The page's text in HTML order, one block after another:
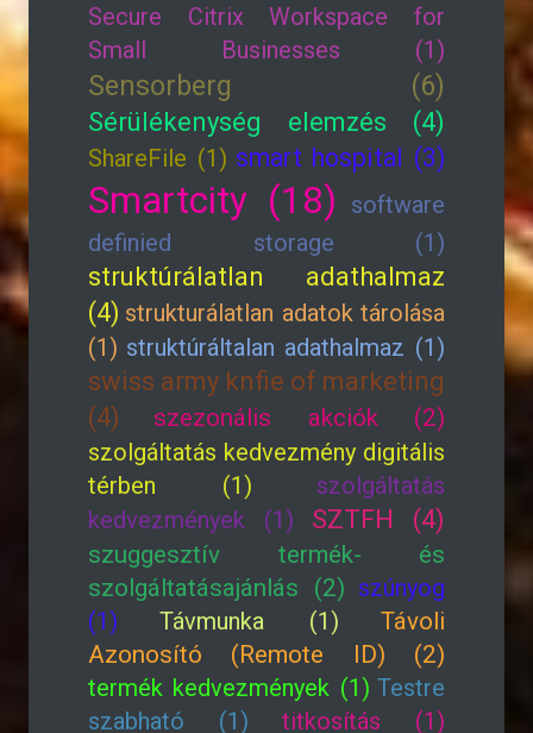
Secure Citrix Workspace for
Small Businesses (1)
Sensorberg (6)
Sérülékenység elemzés (4)
ShareFile (1) smart hospital (3)
Smartcity (18)
software
definied storage (1)
struktúrálatlan adathalmaz
(4) strukturálatlan adatok tárolása
(1) struktúráltalan adathalmaz (1)
swiss army knfie of marketing
(4)
szezonális akciók (2)
szolgáltatás kedvezmény digitális
térben (1)
szolgáltatás
kedvezmények (1)
SZTFH (4)
szuggesztív termék- és
szolgáltatásajánlás (2) szúnyog
(1)
Távmunka (1)
Távoli
Azonosító (Remote ID) (2)
termék kedvezmények (1) Testre
szabható (1)
titkosítás (1)